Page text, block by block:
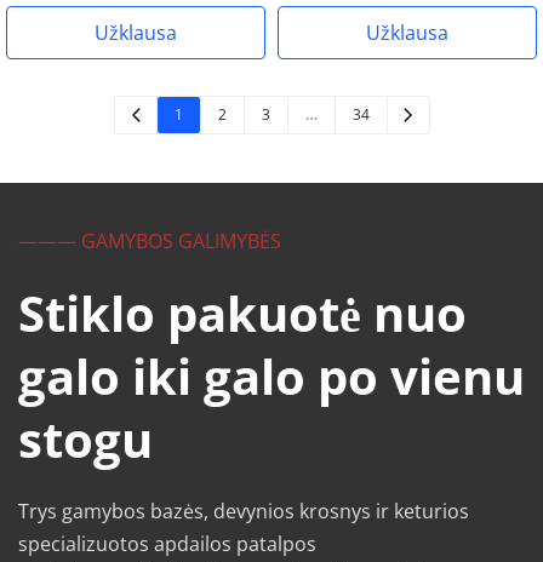
Užklausa
Užklausa
1 2 3 … 34
——— GAMYBOS GALIMYBĖS
Stiklo pakuotė nuo
galo iki galo po vienu
stogu
Trys gamybos bazės, devynios krosnys ir keturios
specializuotos apdailos patalpos